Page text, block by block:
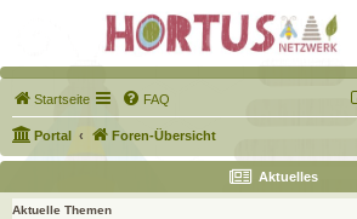
Startseite FAQ
Portal Foren-Übersicht
Aktuelles
Aktuelle Themen